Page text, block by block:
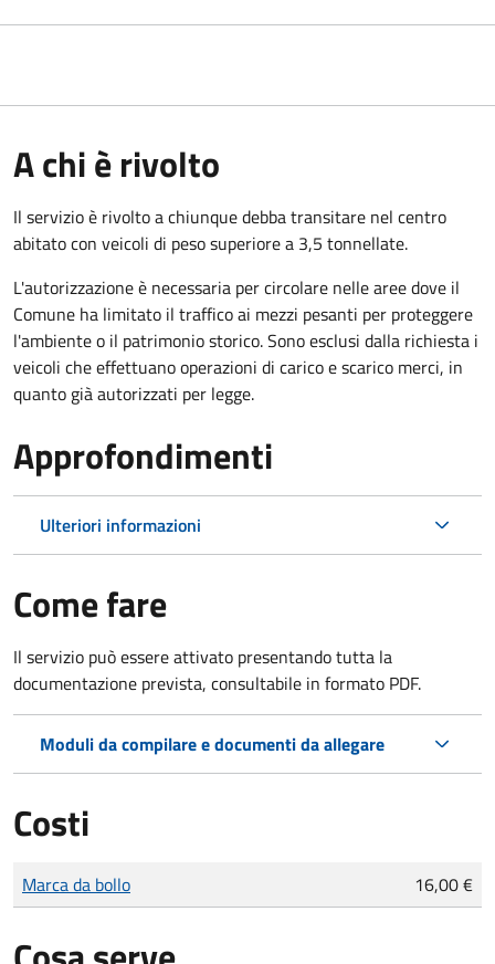
A chi è rivolto
Il servizio è rivolto a chiunque debba transitare nel centro
abitato con veicoli di peso superiore a 3,5 tonnellate.
L'autorizzazione è necessaria per circolare nelle aree dove il
Comune ha limitato il traffico ai mezzi pesanti per proteggere
l'ambiente o il patrimonio storico. Sono esclusi dalla richiesta i
veicoli che effettuano operazioni di carico e scarico merci, in
quanto già autorizzati per legge.
Approfondimenti
Ulteriori informazioni
Come fare
Il servizio può essere attivato presentando tutta la
documentazione prevista, consultabile in formato PDF.
Moduli da compilare e documenti da allegare
Costi
Tipo di pagamento
Importo
Marca da bollo 16,00 €